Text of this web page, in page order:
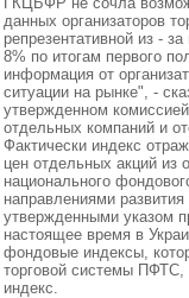
данных организаторов
репрезентативной из -
8% по итогам первого
информация от
ситуации на рынке", -
утвержденном
отдельных компаний и
Фактически индекс
цен отдельных акций из
национального
направлениями
утвержденными указом
настоящее время в
фондовые индексы,
торговой системы ПФТС,
индекс.